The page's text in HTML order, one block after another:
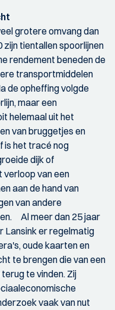
grotere omvang dan
zijn tientallen spoorlijnen
rendement beneden de
transportmiddelen
de opheffing volgde
maar een
helemaal uit het
van bruggetjes en
is het tracé nog
dijk of
verloop van een
aan de hand van
van andere
Al meer dan 25 jaar
Lansink er regelmatig
oude kaarten en
te brengen die van een
te vinden. Zij
vaak van nut